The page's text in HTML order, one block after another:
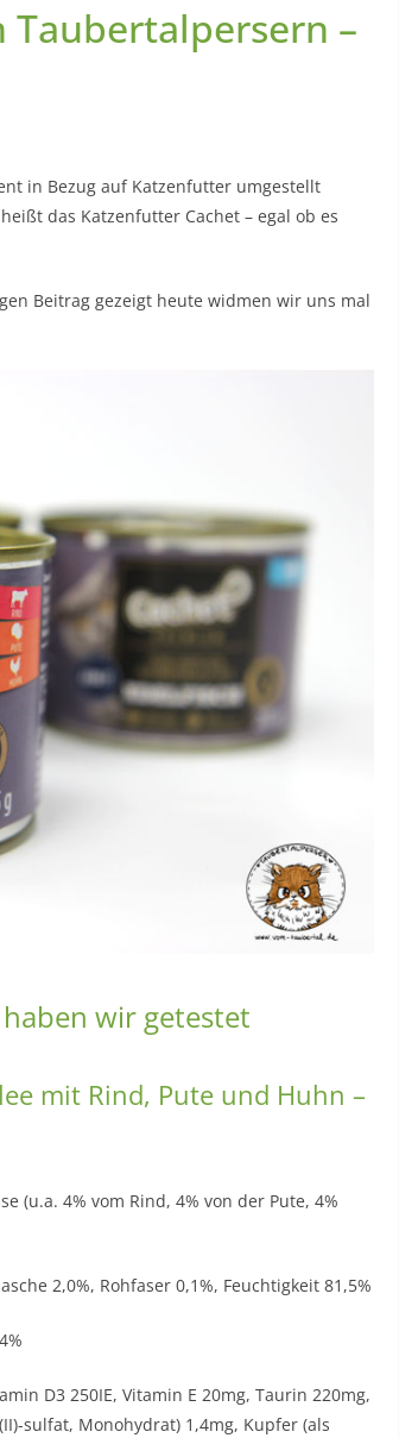
–
in Bezug auf Katzenfutter umgestellt
das Katzenfutter Cachet – egal ob es
Beitrag gezeigt heute widmen wir uns mal
wir getestet
mit Rind, Pute und Huhn –
(u.a. 4% vom Rind, 4% von der Pute, 4%
2,0%, Rohfaser 0,1%, Feuchtigkeit 81,5%
D3 250IE, Vitamin E 20mg, Taurin 220mg,
sulfat, Monohydrat) 1,4mg, Kupfer (als